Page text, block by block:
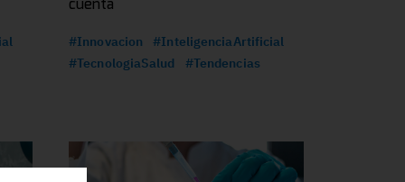
cuenta
#Innovacion
#InteligenciaArtificial
#TecnologiaSalud
#Tendencias